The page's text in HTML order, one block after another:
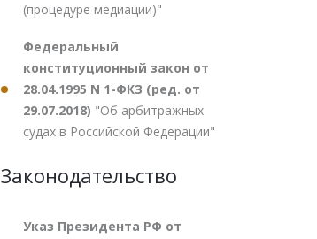
(процедуре медиации)"
Федеральный
конституционный закон от
28.04.1995 N 1-ФКЗ (ред. от
29.07.2018) "Об арбитражных
судах в Российской Федерации"
Законодательство
Указ Президента РФ от